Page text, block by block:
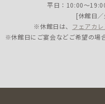
平日：10:00〜
[休館日
※休館日は、 フェアカ
※休館日にご宴会などご希望の場